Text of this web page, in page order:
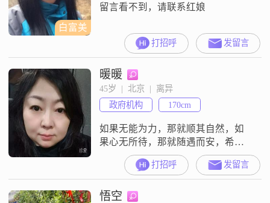
白富美
留言看不到，请联系红娘
打招呼 发留言
暖暖
45岁  |  北京  |  离异
政府机构
170cm
如果无能为力，那就顺其自然，如
果心无所待，那就随遇而安，希望
有人觉得认识我是件幸运的事。
打招呼 发留言
悟空